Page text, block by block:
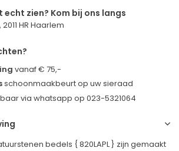
echt zien? Kom bij ons langs
HR Haarlem
vanaf € 75,-
schoonmaakbeurt op uw sieraad
via whatsapp op 023-5321064
bedels { 820LAPL } zijn gemaakt